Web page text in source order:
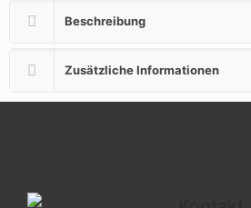
Beschreibung
Zusätzliche Informationen